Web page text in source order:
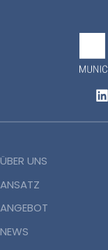
ÜBER UNS
ANSATZ
ANGEBOT
NEWS